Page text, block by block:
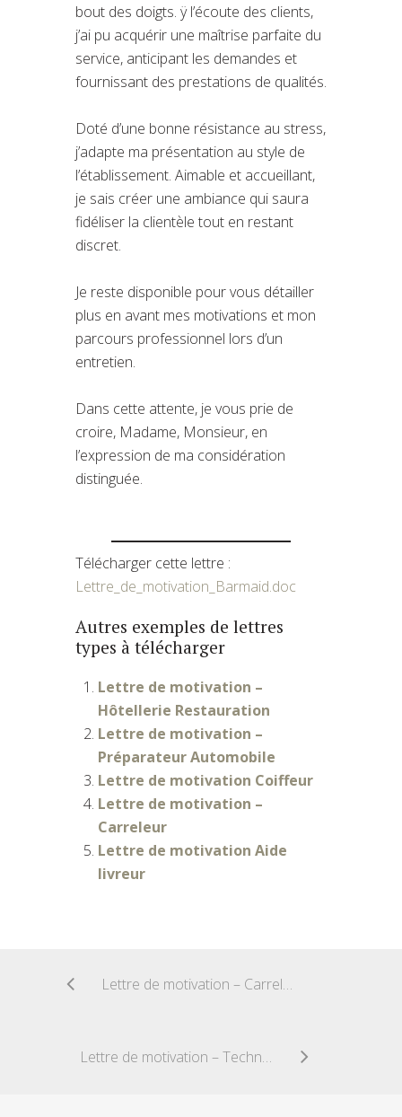
bout des doigts. ÿ l’écoute des clients,
j’ai pu acquérir une maîtrise parfaite du
service, anticipant les demandes et
fournissant des prestations de qualités.
Doté d’une bonne résistance au stress,
j’adapte ma présentation au style de
l’établissement. Aimable et accueillant,
je sais créer une ambiance qui saura
fidéliser la clientèle tout en restant
discret.
Je reste disponible pour vous détailler
plus en avant mes motivations et mon
parcours professionnel lors d’un
entretien.
Dans cette attente, je vous prie de
croire, Madame, Monsieur, en
l’expression de ma considération
distinguée.
Télécharger cette lettre :
Lettre_de_motivation_Barmaid.doc
Autres exemples de lettres
types à télécharger
Lettre de motivation –
Hôtellerie Restauration
Lettre de motivation –
Préparateur Automobile
Lettre de motivation Coiffeur
Lettre de motivation –
Carreleur
Lettre de motivation Aide
livreur
Lettre de motivation – Carreleur
Lettre de motivation – Technicien Analyses Médicales